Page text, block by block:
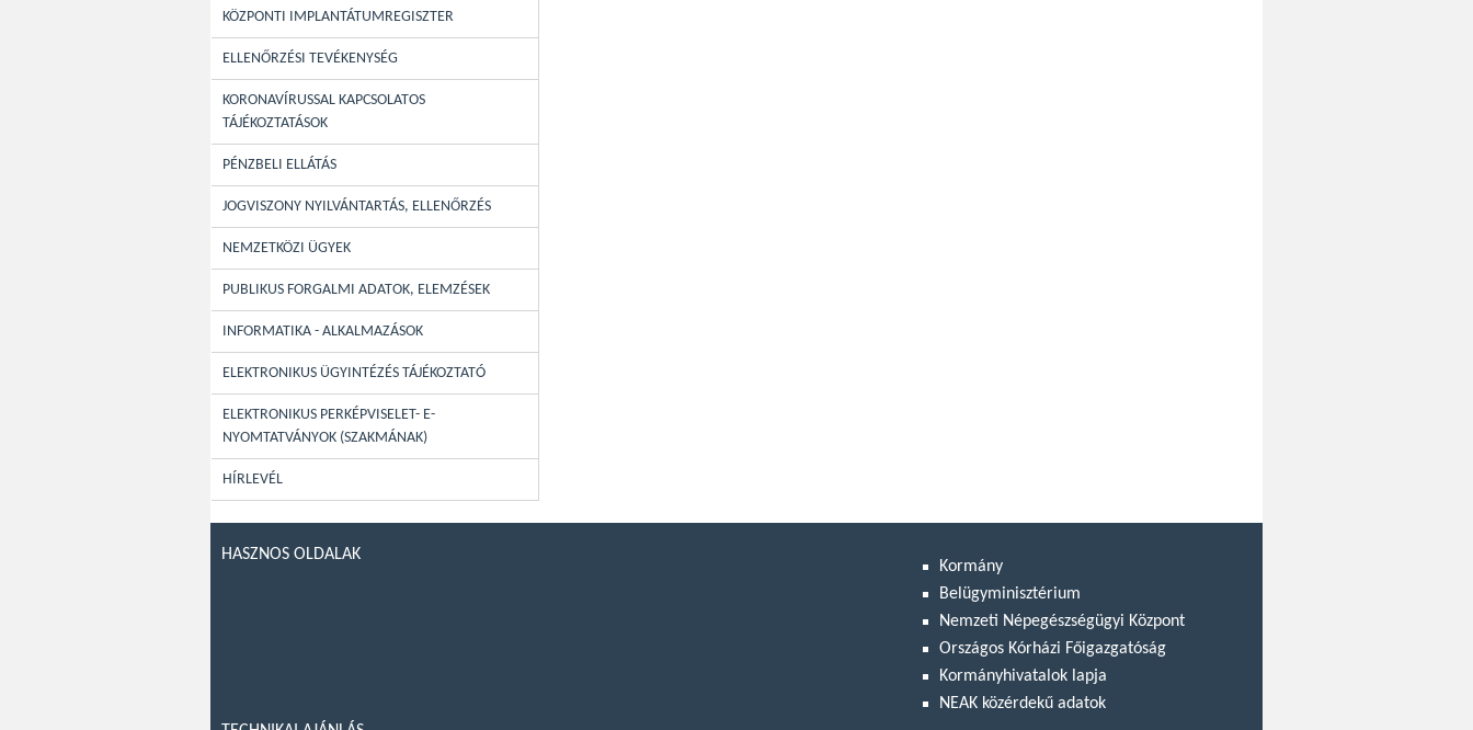
KÖZPONTI IMPLANTÁTUMREGISZTER
ELLENŐRZÉSI TEVÉKENYSÉG
KORONAVÍRUSSAL KAPCSOLATOS
TÁJÉKOZTATÁSOK
PÉNZBELI ELLÁTÁS
JOGVISZONY NYILVÁNTARTÁS, ELLENŐRZÉS
NEMZETKÖZI ÜGYEK
PUBLIKUS FORGALMI ADATOK, ELEMZÉSEK
INFORMATIKA - ALKALMAZÁSOK
ELEKTRONIKUS ÜGYINTÉZÉS TÁJÉKOZTATÓ
ELEKTRONIKUS PERKÉPVISELET- E-
NYOMTATVÁNYOK (SZAKMÁNAK)
HÍRLEVÉL
HASZNOS OLDALAK
Kormány
Belügyminisztérium
Nemzeti Népegészségügyi Központ
Országos Kórházi Főigazgatóság
Kormányhivatalok lapja
NEAK közérdekű adatok